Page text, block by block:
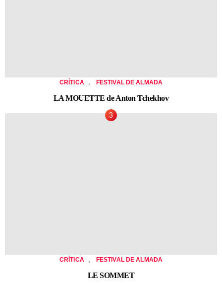
CRÍTICA , FESTIVAL DE ALMADA
LA MOUETTE de Anton Tchekhov
CRÍTICA FESTIVAL DE ALMADA
LE SOMMET